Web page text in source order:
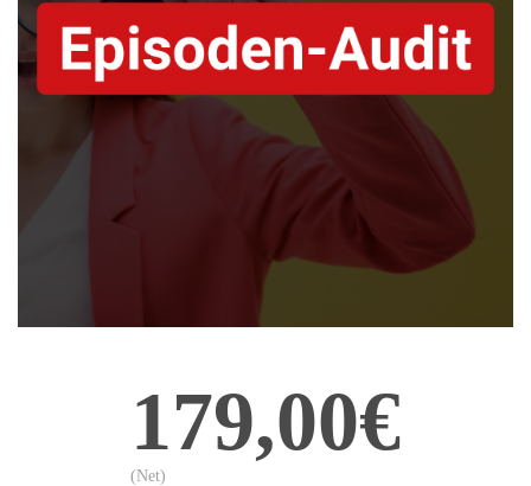
179,00€
(Net)